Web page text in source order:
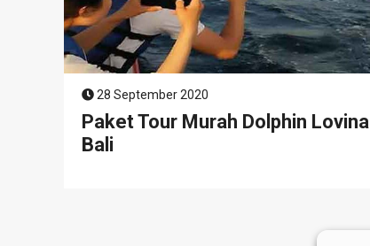
28 September 2020
Paket Tour Murah Dolphin Lovina
Bali